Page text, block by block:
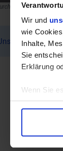
Wir und
wie
Inhalte,
Sie
Erklärung
Wenn Sie
Erfahren
Geizhals
Bottleneck